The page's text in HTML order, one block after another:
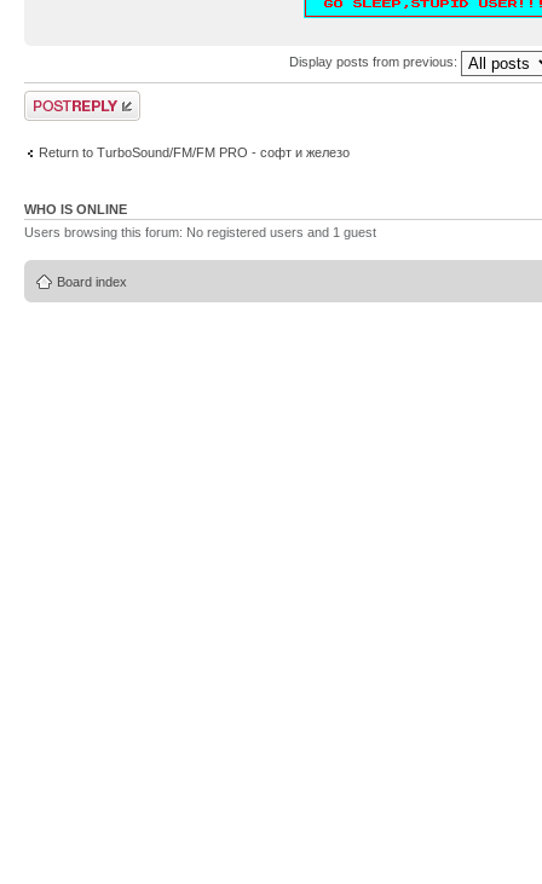
Display posts from previous:
Post a reply
Return to TurboSound/FM/FM PRO - софт и железо
WHO IS ONLINE
Users browsing this forum: No registered users and 1 guest
Board index